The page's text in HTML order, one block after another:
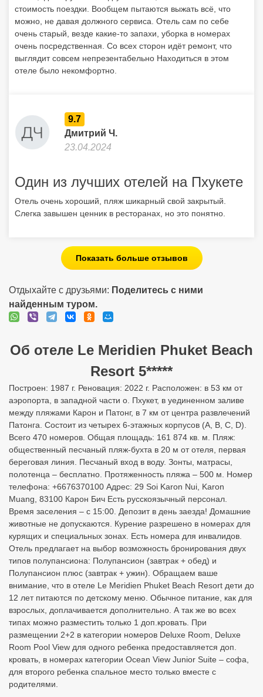
стоимость поездки. Вообщем пытаются выжать всё, что
можно, не давая должного сервиса. Отель сам по себе
очень старый, везде какие-то запахи, уборка в номерах
очень посредственная. Со всех сторон идёт ремонт, что
выглядит совсем непрезентабельно Находиться в этом
отеле было некомфортно.
9.7
Дмитрий Ч.
23.04.2024
Один из лучших отелей на Пхукете
Отель очень хороший, пляж шикарный свой закрытый.
Слегка завышен ценник в ресторанах, но это понятно.
Показать больше отзывов
Отдыхайте с друзьями: Поделитесь с ними
найденным туром.
Об отеле Le Meridien Phuket Beach
Resort 5*****
Построен: 1987 г. Реновация: 2022 г. Расположен: в 53 км от
аэропорта, в западной части о. Пхукет, в уединенном заливе
между пляжами Карон и Патонг, в 7 км от центра развлечений
Патонга. Состоит из четырех 6-этажных корпусов (A, B, C, D).
Всего 470 номеров. Общая площадь: 161 874 кв. м. Пляж:
общественный песчаный пляж-бухта в 20 м от отеля, первая
береговая линия. Песчаный вход в воду. Зонты, матрасы,
полотенца – бесплатно. Протяженность пляжа – 500 м. Номер
телефона: +6676370100 Адрес: 29 Soi Karon Nui, Karon
Muang, 83100 Карон Бич Есть русскоязычный персонал.
Время заселения – с 15:00. Депозит в день заезда! Домашние
животные не допускаются. Курение разрешено в номерах для
курящих и специальных зонах. Есть номера для инвалидов.
Отель предлагает на выбор возможность бронирования двух
типов полупансиона: Полупансион (завтрак + обед) и
Полупансион плюс (завтрак + ужин). Обращаем ваше
внимание, что в отеле Le Meridien Phuket Beach Resort дети до
12 лет питаются по детскому меню. Обычное питание, как для
взрослых, доплачивается дополнительно. А так же во всех
типах можно разместить только 1 доп.кровать. При
размещении 2+2 в категории номеров Deluxe Room, Deluxe
Room Pool View для одного ребенка предоставляется доп.
кровать, в номерах категории Ocean View Junior Suite – софа,
для второго ребенка спальное место только вместе с
родителями.